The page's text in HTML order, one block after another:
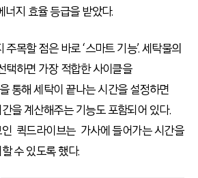
지 효율 등급을 받았다.
목할 점은 바로 ‘스마트 기능’. 세탁물의
택하면 가장 적합한 사이클을
통해 세탁이 끝나는 시간을 설정하면
을 계산해주는 기능도 포함되어 있다.
퀵드라이브는 가사에 들어가는 시간을
수 있도록 했다.